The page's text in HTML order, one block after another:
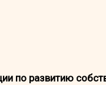
по развитию